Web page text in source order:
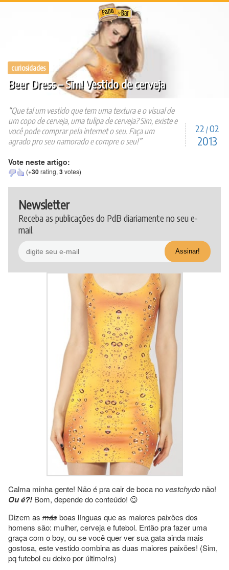
Ir
curiosidades
Beer Dress – Sim! Vestido de cerveja
22 /02
2013
Que tal um vestido que tem uma textura e o visual de
um copo de cerveja, uma tulipa de cerveja? Sim, existe e
você pode comprar pela internet o seu. Faça um
agrado pro seu namorado e compre o seu!
Vote neste artigo:
(+30rating, 3votes)
Newsletter
Receba as publicações do PdB diariamente no seu e-
mail.
Calma minha gente! Não é pra cair de boca no vestchydo não!
Ou é?! Bom, depende do conteúdo! 😉
Dizem as másboas línguas que as maiores paixões dos
homens são: mulher, cerveja e futebol. Então pra fazer uma
graça com o boy, ou se você quer ver sua gata ainda mais
gostosa, este vestido combina as duas maiores paixões! (Sim,
pq futebol eu deixo por último!rs)